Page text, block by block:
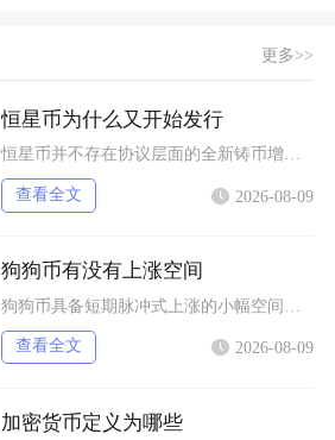
更多>>
恒星币为什么又开始发行
恒星币并不存在协议层面的全新铸币增发，市场感知的“再次发行”，本质是恒星发展基金会持续释放
查看全文 2026-08-09
狗狗币有没有上涨空间
查看全文 2026-08-09
加密货币定义为哪些